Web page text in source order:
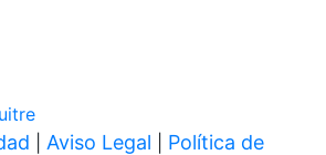
Aviso Legal
Política de